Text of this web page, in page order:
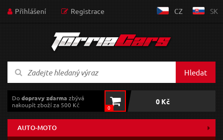
Přihlášení Registrace CZ SK
Hledat
Dodopravy zdarma zbývá
nakoupit zboží za 500 Kč
0
0 Kč
AUTO-MOTO